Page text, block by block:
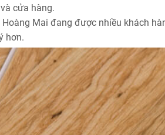
cửa hàng.
Mai đang được nhiều khách
hơn.